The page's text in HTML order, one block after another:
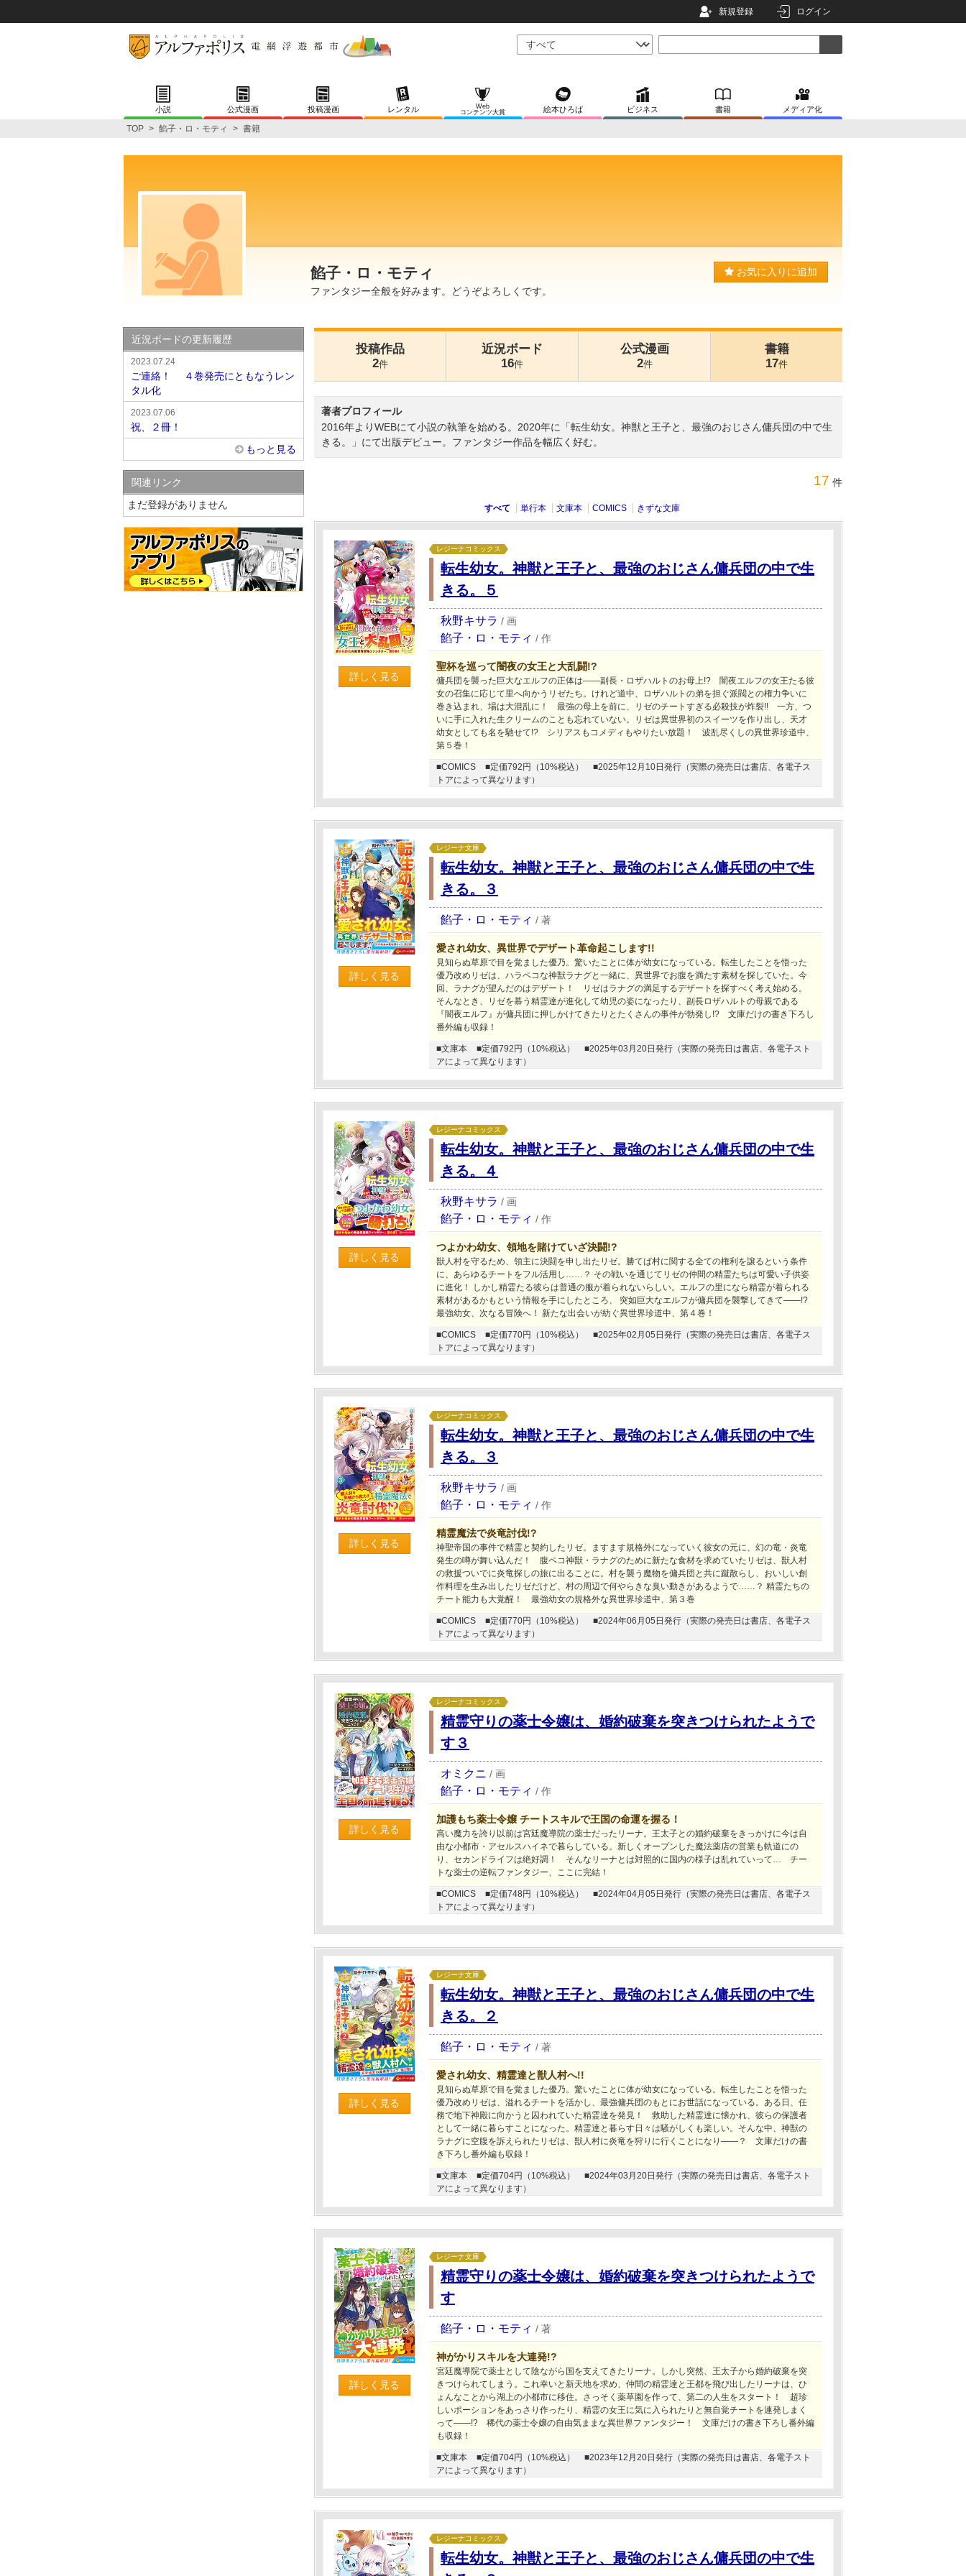
新規登録 ログイン
小説 公式漫画 投稿漫画 レンタル
Web
コンテンツ大賞
絵本ひろば ビジネス 書籍 メディア化
TOP > 餡子・ロ・モティ > 書籍
餡子・ロ・モティ
ファンタジー全般を好みます。どうぞよろしくです。
お気に入りに追加
投稿作品
2件
近況ボード
16件
公式漫画
2件
書籍
17件
著者プロフィール
2016年よりWEBにて小説の執筆を始める。2020年に「転生幼女。神獣と王子と、最強のおじさん傭兵団の中で生
きる。」にて出版デビュー。ファンタジー作品を幅広く好む。
17 件
すべて 単行本 文庫本 COMICS きずな文庫
詳しく見る
レジーナコミックス
転生幼女。神獣と王子と、最強のおじさん傭兵団の中で生
きる。５
秋野キサラ / 画
餡子・ロ・モティ / 作
聖杯を巡って闇夜の女王と大乱闘!?
傭兵団を襲った巨大なエルフの正体は――副長・ロザハルトのお母上!? 闇夜エルフの女王たる彼
女の召集に応じて里へ向かうリゼたち。けれど道中、ロザハルトの弟を担ぐ派閥との権力争いに
巻き込まれ、場は大混乱に！ 最強の母上を前に、リゼのチートすぎる必殺技が炸裂!! 一方、つ
いに手に入れた生クリームのことも忘れていない。リゼは異世界初のスイーツを作り出し、天才
幼女としても名を馳せて!? シリアスもコメディもやりたい放題！ 波乱尽くしの異世界珍道中、
第５巻！
■COMICS ■定価792円（10%税込）
■2025年12月10日発行（実際の発売日は書店、各電子ス
トアによって異なります）
詳しく見る
レジーナ文庫
転生幼女。神獣と王子と、最強のおじさん傭兵団の中で生
きる。３
餡子・ロ・モティ / 著
愛され幼女、異世界でデザート革命起こします!!
見知らぬ草原で目を覚ました優乃。驚いたことに体が幼女になっている。転生したことを悟った
優乃改めリゼは、ハラペコな神獣ラナグと一緒に、異世界でお腹を満たす素材を探していた。今
回、ラナグが望んだのはデザート！ リゼはラナグの満足するデザートを探すべく考え始める。
そんなとき、リゼを慕う精霊達が進化して幼児の姿になったり、副長ロザハルトの母親である
『闇夜エルフ』が傭兵団に押しかけてきたりとたくさんの事件が勃発し!? 文庫だけの書き下ろし
番外編も収録！
■文庫本 ■定価792円（10%税込）
■2025年03月20日発行（実際の発売日は書店、各電子スト
アによって異なります）
詳しく見る
レジーナコミックス
転生幼女。神獣と王子と、最強のおじさん傭兵団の中で生
きる。４
秋野キサラ / 画
餡子・ロ・モティ / 作
つよかわ幼女、領地を賭けていざ決闘!?
獣人村を守るため、領主に決闘を申し出たリゼ。勝てば村に関する全ての権利を譲るという条件
に、あらゆるチートをフル活用し……？ その戦いを通じてリゼの仲間の精霊たちは可愛い子供姿
に進化！ しかし精霊たる彼らは普通の服が着られないらしい。エルフの里になら精霊が着られる
素材があるかもという情報を手にしたところ、 突如巨大なエルフが傭兵団を襲撃してきて――!?
最強幼女、次なる冒険へ！ 新たな出会いが紡ぐ異世界珍道中、第４巻！
■COMICS ■定価770円（10%税込）
■2025年02月05日発行（実際の発売日は書店、各電子ス
トアによって異なります）
詳しく見る
レジーナコミックス
転生幼女。神獣と王子と、最強のおじさん傭兵団の中で生
きる。３
秋野キサラ / 画
餡子・ロ・モティ / 作
精霊魔法で炎竜討伐!?
神聖帝国の事件で精霊と契約したリゼ。ますます規格外になっていく彼女の元に、幻の竜・炎竜
発生の噂が舞い込んだ！ 腹ペコ神獣・ラナグのために新たな食材を求めていたリゼは、獣人村
の救援ついでに炎竜探しの旅に出ることに。村を襲う魔物を傭兵団と共に蹴散らし、おいしい創
作料理を生み出したリゼだけど、村の周辺で何やらきな臭い動きがあるようで……？ 精霊たちの
チート能力も大覚醒！ 最強幼女の規格外な異世界珍道中、第３巻
■COMICS ■定価770円（10%税込）
■2024年06月05日発行（実際の発売日は書店、各電子ス
トアによって異なります）
詳しく見る
レジーナコミックス
精霊守りの薬士令嬢は、婚約破棄を突きつけられたようで
す３
オミクニ / 画
餡子・ロ・モティ / 作
加護もち薬士令嬢 チートスキルで王国の命運を握る！
高い魔力を誇り以前は宮廷魔導院の薬士だったリーナ。王太子との婚約破棄をきっかけに今は自
由な小都市・アセルスハイネで暮らしている。新しくオープンした魔法薬店の営業も軌道にの
り、セカンドライフは絶好調！ そんなリーナとは対照的に国内の様子は乱れていって… チー
トな薬士の逆転ファンタジー、ここに完結！
■COMICS ■定価748円（10%税込）
■2024年04月05日発行（実際の発売日は書店、各電子ス
トアによって異なります）
詳しく見る
レジーナ文庫
転生幼女。神獣と王子と、最強のおじさん傭兵団の中で生
きる。２
餡子・ロ・モティ / 著
愛され幼女、精霊達と獣人村へ!!
見知らぬ草原で目を覚ました優乃。驚いたことに体が幼女になっている。転生したことを悟った
優乃改めリゼは、溢れるチートを活かし、最強傭兵団のもとにお世話になっている。ある日、任
務で地下神殿に向かうと囚われていた精霊達を発見！ 救助した精霊達に懐かれ、彼らの保護者
として一緒に暮らすことになった。精霊達と暮らす日々は騒がしくも楽しい。そんな中、神獣の
ラナグに空腹を訴えられたリゼは、獣人村に炎竜を狩りに行くことになり――？ 文庫だけの書
き下ろし番外編も収録！
■文庫本 ■定価704円（10%税込）
■2024年03月20日発行（実際の発売日は書店、各電子スト
アによって異なります）
詳しく見る
レジーナ文庫
精霊守りの薬士令嬢は、婚約破棄を突きつけられたようで
す
餡子・ロ・モティ / 著
神がかりスキルを大連発!?
宮廷魔導院で薬士として陰ながら国を支えてきたリーナ。しかし突然、王太子から婚約破棄を突
きつけられてしまう。これ幸いと新天地を求め、仲間の精霊達と王都を飛び出したリーナは、ひ
ょんなことから湖上の小都市に移住。さっそく薬草園を作って、第二の人生をスタート！ 超珍
しいポーションをあっさり作ったり、精霊の女王に気に入られたりと無自覚チートを連発しまく
って――!? 稀代の薬士令嬢の自由気ままな異世界ファンタジー！ 文庫だけの書き下ろし番外編
も収録！
■文庫本 ■定価704円（10%税込）
■2023年12月20日発行（実際の発売日は書店、各電子スト
アによって異なります）
レジーナコミックス
転生幼女。神獣と王子と、最強のおじさん傭兵団の中で生
近況ボードの更新履歴
2023.07.24
ご連絡！ ４巻発売にともなうレン
タル化
2023.07.06
祝、２冊！
もっと見る
関連リンク
まだ登録がありません